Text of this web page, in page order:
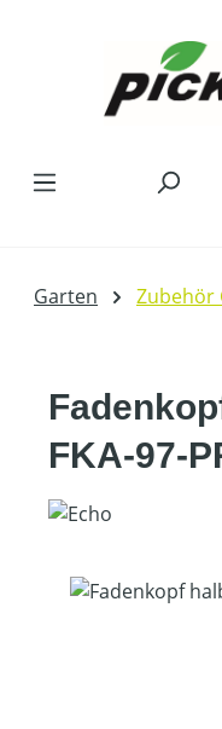
Garten Zubehör
FKA-97-
Bildergalerie